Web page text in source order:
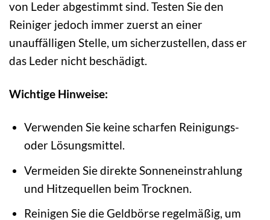
von Leder abgestimmt sind. Testen Sie den
Reiniger jedoch immer zuerst an einer
unauffälligen Stelle, um sicherzustellen, dass er
das Leder nicht beschädigt.
Wichtige Hinweise:
Verwenden Sie keine scharfen Reinigungs-
oder Lösungsmittel.
Vermeiden Sie direkte Sonneneinstrahlung
und Hitzequellen beim Trocknen.
Reinigen Sie die Geldbörse regelmäßig, um